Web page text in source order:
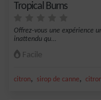
Tropical Burns
Offrez-vous une expérience
inattendu qu...
Facile
citron, sirop de canne,